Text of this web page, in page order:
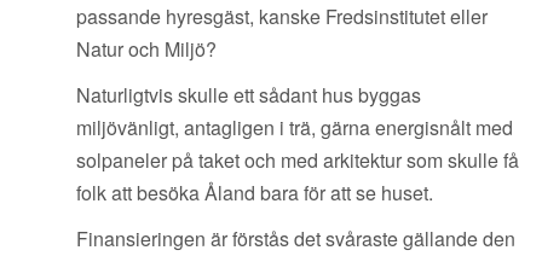
passande hyresgäst, kanske Fredsinstitutet eller
Natur och Miljö?
Naturligtvis skulle ett sådant hus byggas
miljövänligt, antagligen i trä, gärna energisnålt med
solpaneler på taket och med arkitektur som skulle få
folk att besöka Åland bara för att se huset.
Finansieringen är förstås det svåraste gällande den